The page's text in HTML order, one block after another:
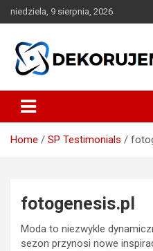
Skip
to
niedziela, 9 sierpnia, 2026
dekorujemy-
Home SP Testimonials
fotogenesis.pl
Moda to niezwykle
sezon przynosi nowe